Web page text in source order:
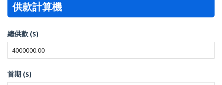
供款計算機
總供款 ($)
首期 ($)